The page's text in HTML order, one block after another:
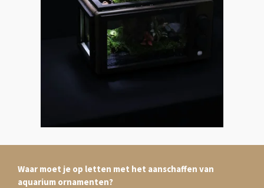
Waar moet je op letten met het aanschaffen van
aquarium ornamenten?